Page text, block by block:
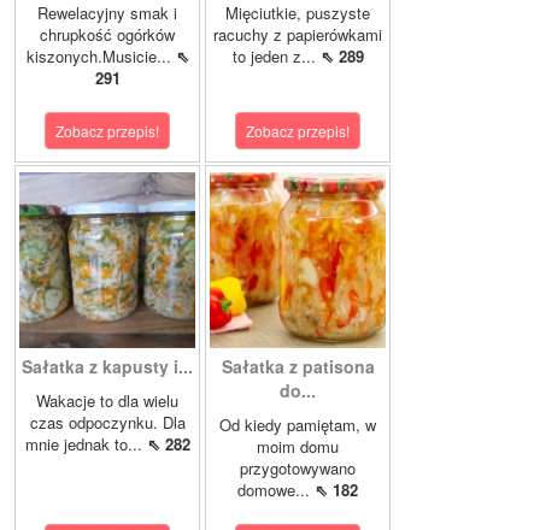
Rewelacyjny smak i
chrupkość ogórków
kiszonych.Musicie... ⇖
291
Zobacz przepis!
Mięciutkie, puszyste
racuchy z papierówkami
to jeden z... ⇖ 289
Zobacz przepis!
Sałatka z kapusty i...
Wakacje to dla wielu
czas odpoczynku. Dla
mnie jednak to... ⇖ 282
Sałatka z patisona
do...
Od kiedy pamiętam, w
moim domu
przygotowywano
domowe... ⇖ 182